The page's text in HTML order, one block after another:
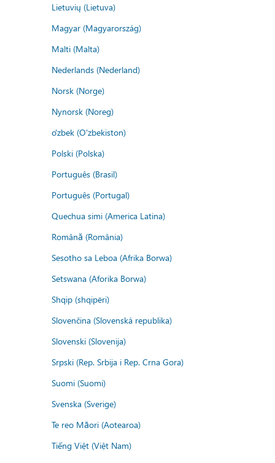
Lietuvių (Lietuva)
Magyar (Magyarország)
Malti (Malta)
Nederlands (Nederland)
Norsk (Norge)
Nynorsk (Noreg)
o'zbek (O'zbekiston)
Polski (Polska)
Português (Brasil)
Português (Portugal)
Quechua simi (America Latina)
Română (România)
Sesotho sa Leboa (Afrika Borwa)
Setswana (Aforika Borwa)
Shqip (shqipëri)
Slovenčina (Slovenská republika)
Slovenski (Slovenija)
Srpski (Rep. Srbija i Rep. Crna Gora)
Suomi (Suomi)
Svenska (Sverige)
Te reo Māori (Aotearoa)
Tiếng Việt (Việt Nam)